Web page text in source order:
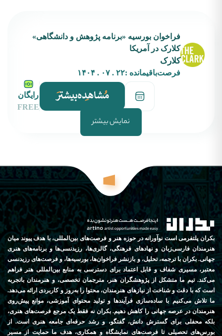
فراخوان بورسیه‌ «برنامه پژوهش و دانشگاهی»
کلارک در آمریکا
کلارک
فرصت‌باقیمانده :۲۲ . ۰۷ . ۱۴۰۴
رایگان
FREE
نمایش بیشتر
بکران پلتفرمی است نوآورانه در حوزه هنر و فرصت‌های بین‌المللی، با هدف پیوند میان
هنرمندان فارسی‌زبان و نهادهای فرهنگی، گالری‌ها، رزیدنسی‌ها و برنامه‌های هنری
جهانی. بکران با ترجمه، تحلیل، و بازنشر فراخوان‌ها، بورسیه‌ها، و فرصت‌های رزیدنسی
معتبر، مسیری شفاف و قابل اعتماد برای دسترسی به منابع بین‌المللی هنر فراهم
می‌کند. تیم ما متشکل از پژوهشگران هنر، مترجمان تخصصی، و هنرمندان باتجربه
است که با دقت و شناخت از نیازهای هنرمندان، محتوا را به‌روز و کاربردی ارائه می‌دهد.
ما تلاش می‌کنیم با ساده‌سازی فرآیندها و تولید محتوای آموزشی، موانع پیش‌روی
هنرمندان در عرصه جهانی را کاهش دهیم. بکران نه فقط یک مرجع فرصت‌های هنری،
بلکه محفلی برای گسترش دانش، گفتگو، و رشد حرفه‌ای جامعه هنری است. از
بورس‌های تحصیلی تا فرصت‌های نمایشگاه و همکاری، هدف ما حمایت از مسیر